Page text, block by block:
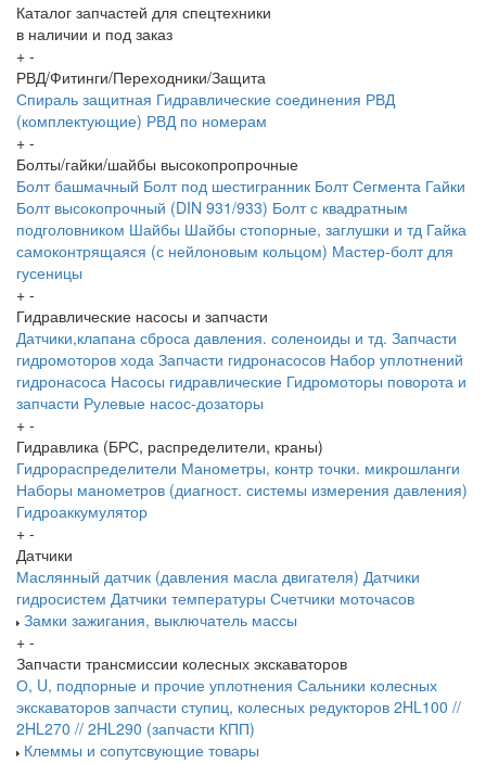
Каталог запчастей для спецтехники
в наличии и под заказ
+ -
РВД/Фитинги/Переходники/Защита
Спираль защитная Гидравлические соединения РВД
(комплектующие) РВД по номерам
+ -
Болты/гайки/шайбы высокопропрочные
Болт башмачный Болт под шестигранник Болт Сегмента Гайки
Болт высокопрочный (DIN 931/933) Болт с квадратным
подголовником Шайбы Шайбы стопорные, заглушки и тд Гайка
самоконтрящаяся (с нейлоновым кольцом) Мастер-болт для
гусеницы
+ -
Гидравлические насосы и запчасти
Датчики,клапана сброса давления. соленоиды и тд. Запчасти
гидромоторов хода Запчасти гидронасосов Набор уплотнений
гидронасоса Насосы гидравлические Гидромоторы поворота и
запчасти Рулевые насос-дозаторы
+ -
Гидравлика (БРС, распределители, краны)
Гидрораспределители Манометры, контр точки. микрошланги
Наборы манометров (диагност. системы измерения давления)
Гидроаккумулятор
+ -
Датчики
Маслянный датчик (давления масла двигателя) Датчики
гидросистем Датчики температуры Счетчики моточасов
Замки зажигания, выключатель массы
+ -
Запчасти трансмиссии колесных экскаваторов
О, U, подпорные и прочие уплотнения Сальники колесных
экскаваторов запчасти ступиц, колесных редукторов 2HL100 //
2HL270 // 2HL290 (запчасти КПП)
Клеммы и сопутсвующие товары